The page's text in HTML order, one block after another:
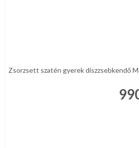
Zsorzsett szatén gyerek díszzsebkendő